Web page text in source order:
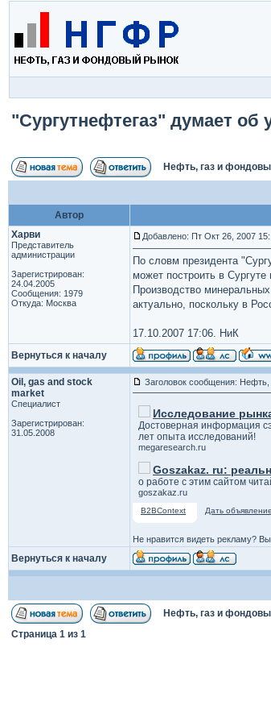
"Сургутнефтегаз" думает об
Нефть, газ и
Автор
Харви
Представитель
администрации
Зарегистрирован:
24.04.2005
Сообщения: 1979
Откуда: Москва
Добавлено: Пт Окт 26, 2007
По словм президента
может построить в
Производство
актуально, поскольку в
17.10.2007 17:06. НиК
Вернуться к началу
Oil, gas and stock
market
Специалист
Зарегистрирован:
31.05.2008
Заголовок сообщения:
Исследование
Достоверная информация
лет опыта исследований!
megaresearch.ru
Goszakaz. ru:
о работе с этим сайтом
goszakaz.ru
B2BContext Дать объявление
Не нравится видеть рекламу?
Вернуться к началу
Нефть, газ и
Страница 1 из 1